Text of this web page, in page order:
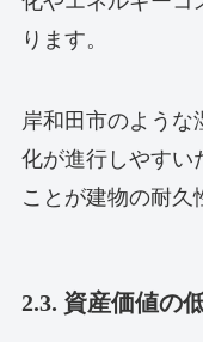
ります。
岸和田市のような
化が進行しやすい
ことが建物の耐久
2.3. 資産価値の